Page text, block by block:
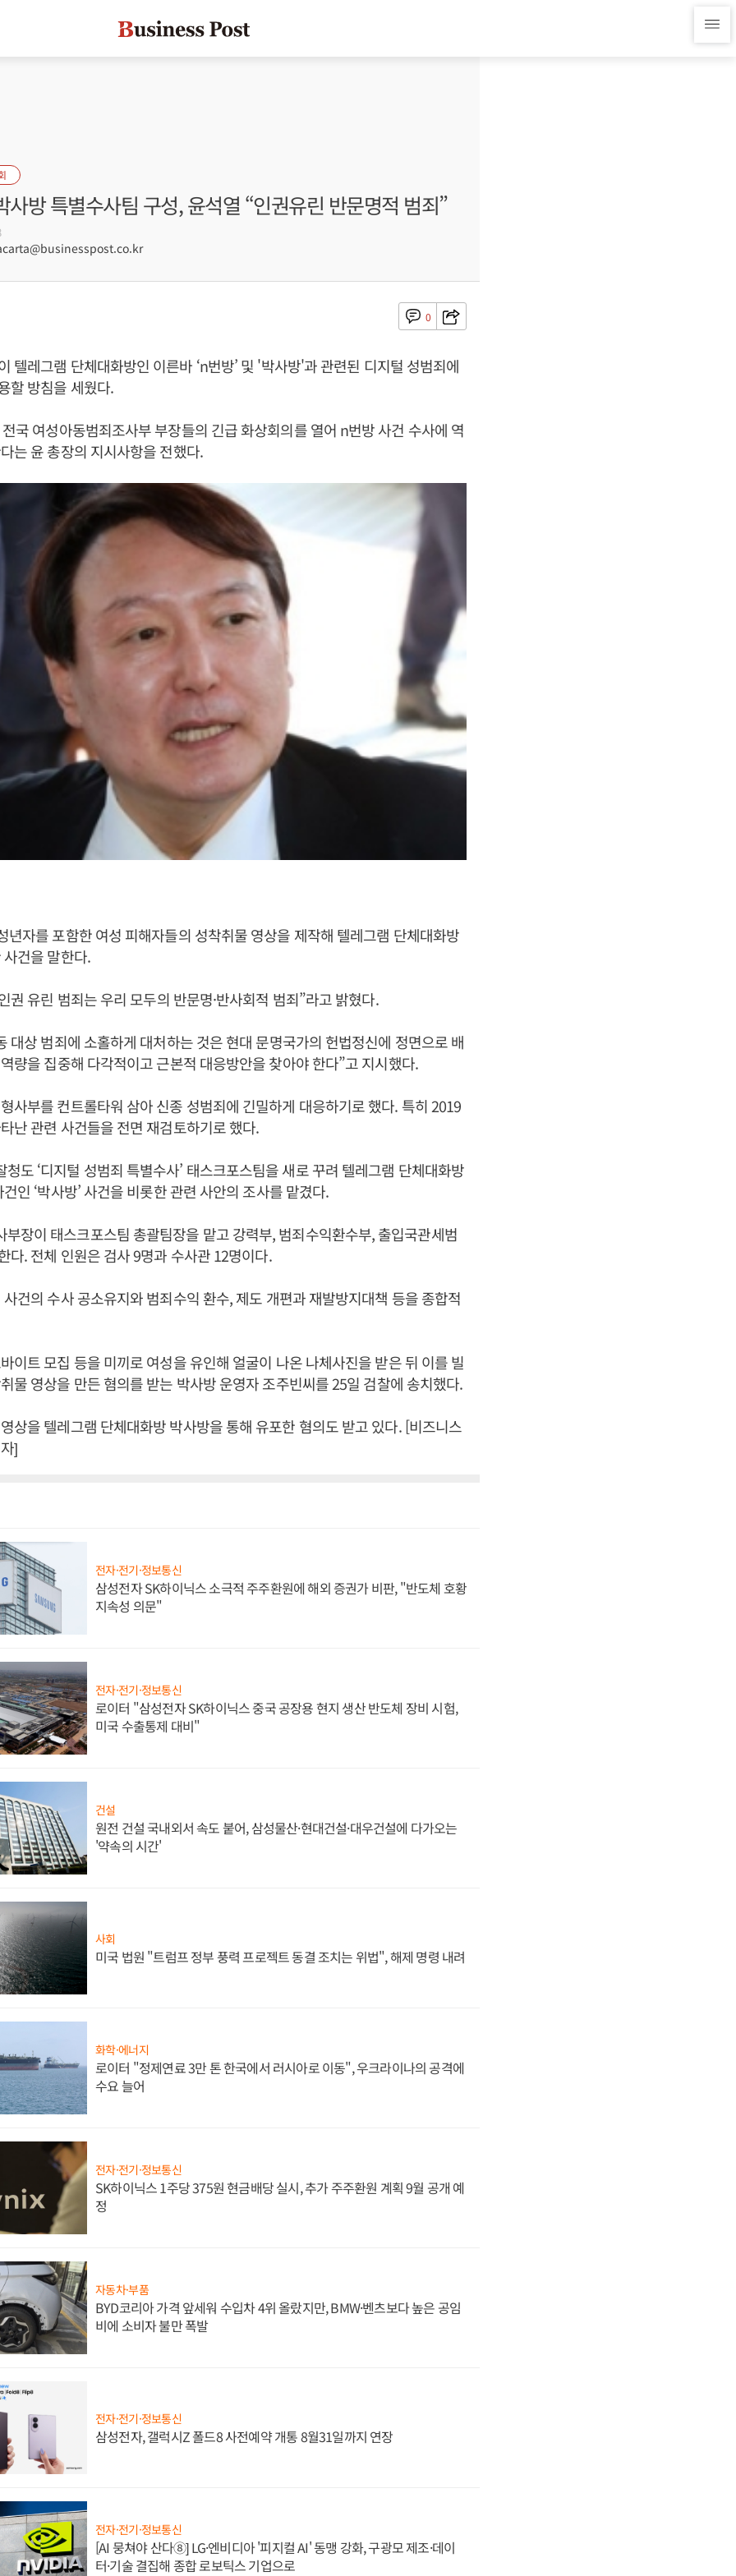
사방 특별수사팀 구성, 윤석열 “인권유린 반문명적 범죄”
0
텔레그램 단체대화방인 이른바 ‘n번방’ 및 '박사방'과 관련된 디지털 성범죄에
할 방침을 세웠다.
국 여성아동범죄조사부 부장들의 긴급 화상회의를 열어 n번방 사건 수사에 역
는 윤 총장의 지시사항을 전했다.
년자를 포함한 여성 피해자들의 성착취물 영상을 제작해 텔레그램 단체대화방
사건을 말한다.
권 유린 범죄는 우리 모두의 반문명·반사회적 범죄”라고 밝혔다.
대상 범죄에 소홀하게 대처하는 것은 현대 문명국가의 헌법정신에 정면으로 배
량을 집중해 다각적이고 근본적 대응방안을 찾아야 한다”고 지시했다.
사부를 컨트롤타워 삼아 신종 성범죄에 긴밀하게 대응하기로 했다. 특히 2019
난 관련 사건들을 전면 재검토하기로 했다.
도 ‘디지털 성범죄 특별수사’ 태스크포스팀을 새로 꾸려 텔레그램 단체대화방
인 ‘박사방’ 사건을 비롯한 관련 사안의 조사를 맡겼다.
부장이 태스크포스팀 총괄팀장을 맡고 강력부, 범죄수익환수부, 출입국관세범
다. 전체 인원은 검사 9명과 수사관 12명이다.
건의 수사 공소유지와 범죄수익 환수, 제도 개편과 재발방지대책 등을 종합적
이트 모집 등을 미끼로 여성을 유인해 얼굴이 나온 나체사진을 받은 뒤 이를 빌
물 영상을 만든 혐의를 받는 박사방 운영자 조주빈씨를 25일 검찰에 송치했다.
상을 텔레그램 단체대화방 박사방을 통해 유포한 혐의도 받고 있다. [비즈니스
]
전자·전기·정보통신
삼성전자 SK하이닉스 소극적 주주환원에 해외 증권가 비판, "반도체 호황
지속성 의문"
전자·전기·정보통신
로이터 "삼성전자 SK하이닉스 중국 공장용 현지 생산 반도체 장비 시험,
미국 수출통제 대비"
건설
원전 건설 국내외서 속도 붙어, 삼성물산·현대건설·대우건설에 다가오는
'약속의 시간'
사회
미국 법원 "트럼프 정부 풍력 프로젝트 동결 조치는 위법", 해제 명령 내려
화학·에너지
로이터 "정제연료 3만 톤 한국에서 러시아로 이동", 우크라이나의 공격에
수요 늘어
전자·전기·정보통신
SK하이닉스 1주당 375원 현금배당 실시, 추가 주주환원 계획 9월 공개 예
정
자동차·부품
BYD코리아 가격 앞세워 수입차 4위 올랐지만, BMW·벤츠보다 높은 공임
비에 소비자 불만 폭발
전자·전기·정보통신
삼성전자, 갤럭시Z 폴드8 사전예약 개통 8월31일까지 연장
전자·전기·정보통신
[AI 뭉쳐야 산다⑧] LG·엔비디아 '피지컬 AI' 동맹 강화, 구광모 제조·데이
터·기술 결집해 종합 로보틱스 기업으로